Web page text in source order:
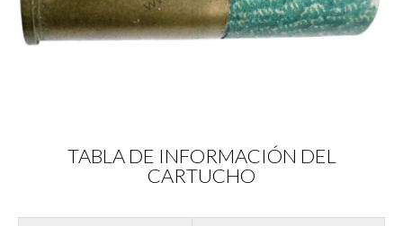
TABLA DE INFORMACIÓN DEL
CARTUCHO